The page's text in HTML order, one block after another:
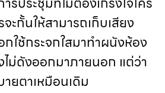
ะกั้นให้สามารถเก็บเสียง
ใช้กระจกใสมาทำผนังห้อง
ไม่ดังออกมาภายนอก แต่ว่า
ยตาเหมือนเดิม